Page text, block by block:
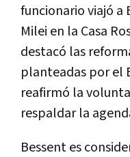
funcionario viajó a
Milei en la Casa
destacó las
planteadas por el
reafirmó la
respaldar la
Bessent es